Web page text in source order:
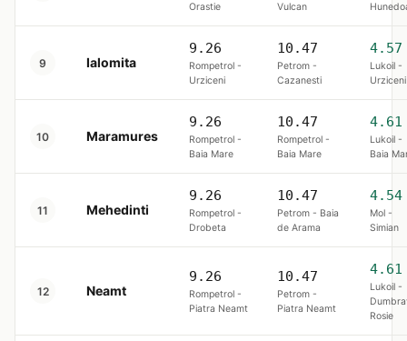
Orastie
Vulcan
9 Ialomita
9.26
Rompetrol -
Urziceni
10.47
Petrom -
Cazanesti
4.57
Lukoil -
Urziceni
10 Maramures
9.26
Rompetrol -
Baia Mare
10.47
Rompetrol -
Baia Mare
4.61
Lukoil -
Baia
11 Mehedinti
9.26
Rompetrol -
Drobeta
10.47
Petrom - Baia
de Arama
4.54
Mol -
Simian
12 Neamt
9.26
Rompetrol -
Piatra Neamt
10.47
Petrom -
Piatra Neamt
4.61
Lukoil -
Rosie